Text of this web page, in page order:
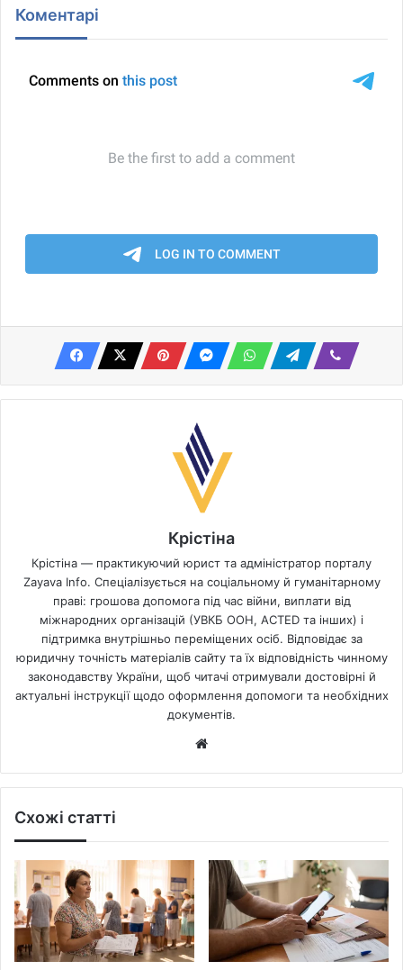
Коментарі
Крістіна
Крістіна — практикуючий юрист та адміністратор порталу
Zayava Info. Спеціалізується на соціальному й гуманітарному
праві: грошова допомога під час війни, виплати від
міжнародних організацій (УВКБ ООН, ACTED та інших) і
підтримка внутрішньо переміщених осіб. Відповідає за
юридичну точність матеріалів сайту та їх відповідність чинному
законодавству України, щоб читачі отримували достовірні й
актуальні інструкції щодо оформлення допомоги та необхідних
документів.
Схожі статті